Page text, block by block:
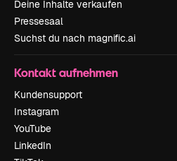
Deine Inhalte verkaufen
Pressesaal
Suchst du nach magnific.ai
Kontakt aufnehmen
Kundensupport
Instagram
YouTube
LinkedIn